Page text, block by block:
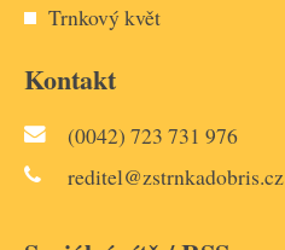
Trnkový květ
Kontakt
(0042) 723 731 976
reditel@zstrnkadobris.cz